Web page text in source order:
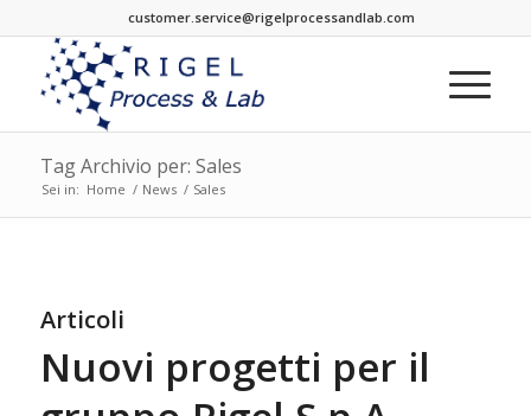
customer.service@rigelprocessandlab.com
Tag Archivio per: Sales
Sei in: Home / News / Sales
Articoli
Nuovi progetti per il